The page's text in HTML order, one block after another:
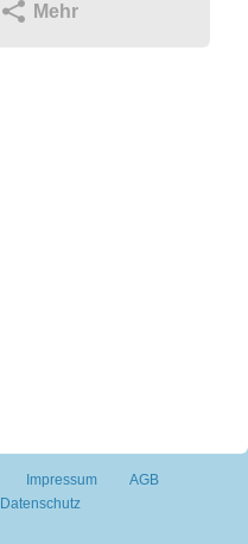
Mehr
Impressum
AGB
Datenschutz